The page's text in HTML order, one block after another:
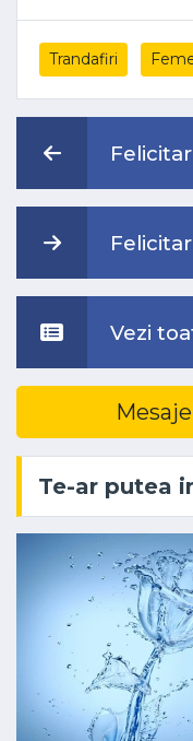
Trandafiri
Vezi
Te-ar putea